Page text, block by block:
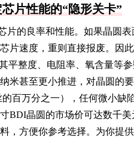
片性能的“隐形关卡”
片的良率和性能。如果晶圆
片速度，重则直接报废。因
平整度、电阻率、氧含量等参
米甚至更小推进，对晶圆的
百万分之一），任何微小缺
晶圆的市场价可达数千美
，方便你参考选择。为你提